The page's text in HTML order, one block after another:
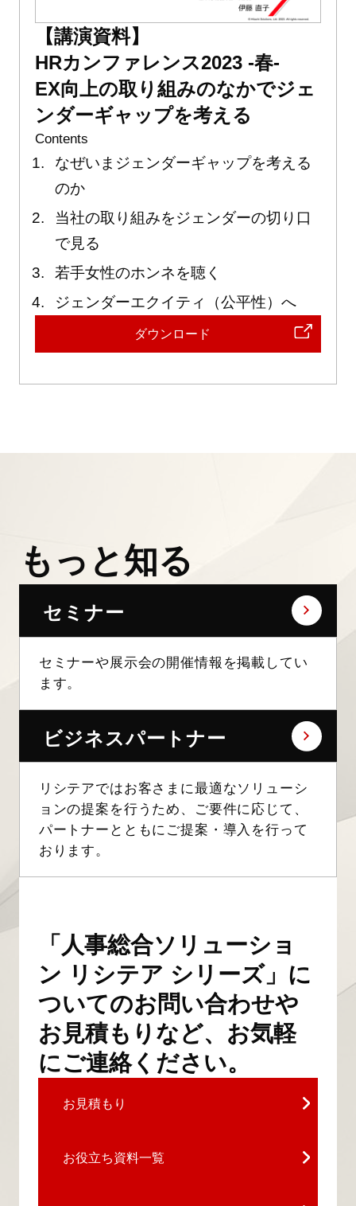
【講演資料】
HRカンファレンス2023 -春-
EX向上の取り組みのなかでジェ
ンダーギャップを考える
Contents
なぜいまジェンダーギャップを考える
のか
当社の取り組みをジェンダーの切り口
で見る
若手女性のホンネを聴く
ジェンダーエクイティ（公平性）へ
ダウンロード
もっと知る
セミナー
セミナーや展示会の開催情報を掲載してい
ます。
ビジネスパートナー
リシテアではお客さまに最適なソリューシ
ョンの提案を行うため、ご要件に応じて、
パートナーとともにご提案・導入を行って
おります。
「人事総合ソリューショ
ン リシテア シリーズ」に
ついてのお問い合わせや
お見積もりなど、お気軽
にご連絡ください。
お見積もり
お役立ち資料一覧